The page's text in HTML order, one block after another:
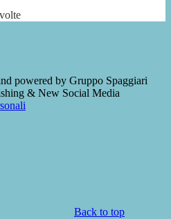
volte
powered by Gruppo Spaggiari
& New Social Media
Back to top